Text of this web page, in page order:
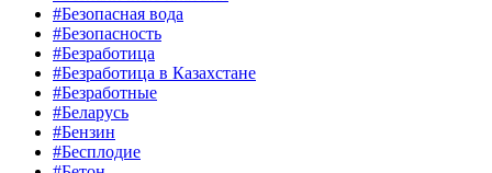
#Безопасная вода
#Безопасность
#Безработица
#Безработица в Казахстане
#Безработные
#Беларусь
#Бензин
#Бесплодие